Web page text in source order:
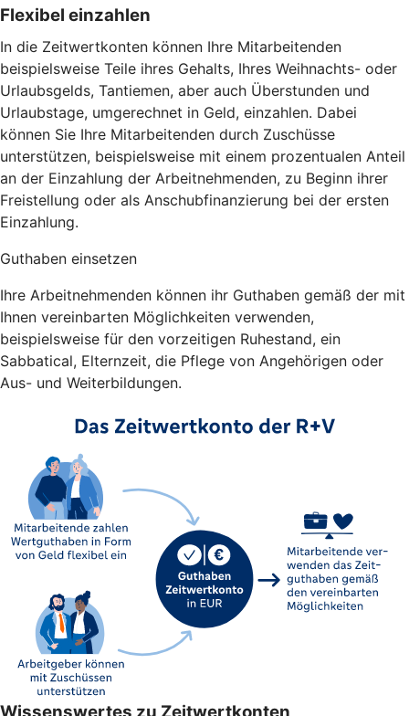
Flexibel einzahlen
In die Zeitwertkonten können Ihre Mitarbeitenden
beispielsweise Teile ihres Gehalts, Ihres Weihnachts- oder
Urlaubsgelds, Tantiemen, aber auch Überstunden und
Urlaubstage, umgerechnet in Geld, einzahlen. Dabei
können Sie Ihre Mitarbeitenden durch Zuschüsse
unterstützen, beispielsweise mit einem prozentualen Anteil
an der Einzahlung der Arbeitnehmenden, zu Beginn ihrer
Freistellung oder als Anschubfinanzierung bei der ersten
Einzahlung.
Guthaben einsetzen
Ihre Arbeitnehmenden können ihr Guthaben gemäß der mit
Ihnen vereinbarten Möglichkeiten verwenden,
beispielsweise für den vorzeitigen Ruhestand, ein
Sabbatical, Elternzeit, die Pflege von Angehörigen oder
Aus- und Weiterbildungen.
Wissenswertes zu Zeitwertkonten